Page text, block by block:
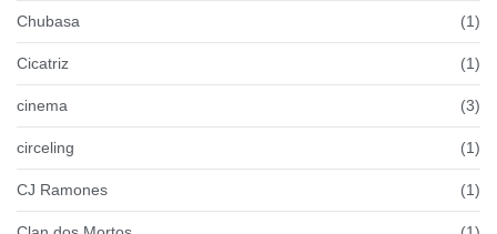
Chubasa (1)
Cicatriz (1)
cinema (3)
circeling (1)
CJ Ramones (1)